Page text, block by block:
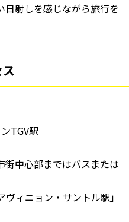
射しを感じながら旅行を
TGV駅
街中心部まではバスまたは
ィニョン・サントル駅」